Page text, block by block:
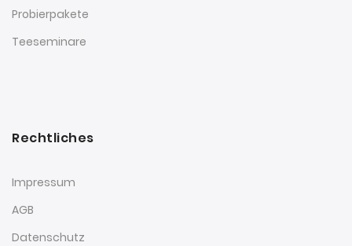
Probierpakete
Teeseminare
Rechtliches
Impressum
AGB
Datenschutz